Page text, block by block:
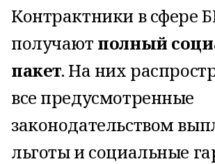
Контрактники в сфере
получают полный
пакет. На них
все предусмотренные
законодательством
льготы и социальные